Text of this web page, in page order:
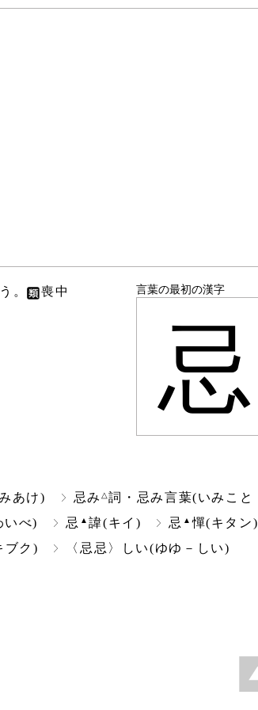
。 喪中 言葉の最初の漢字
忌
あけ) 忌み △詞・忌み言葉(いみこと
いべ) 忌 ▲諱(キイ) 忌 ▲憚(キタン)
ブク) 〈忌忌〉しい(ゆゆ－しい)